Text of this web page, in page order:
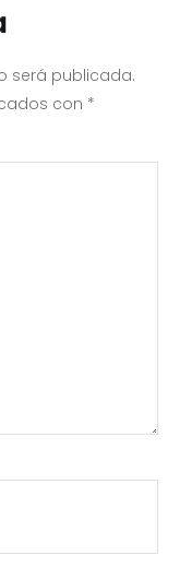
será publicada.
con *